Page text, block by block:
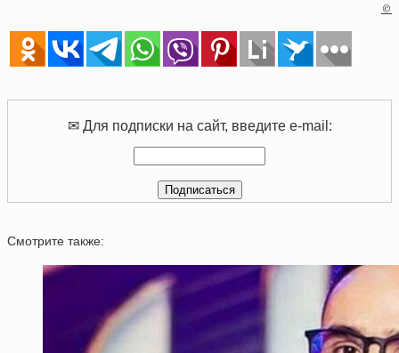
©
✉ Для подписки на сайт, введите e-mail:
Смотрите также: